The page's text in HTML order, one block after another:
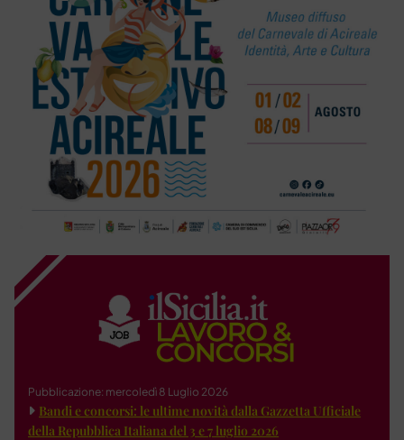
Pubblicazione: mercoledì 8 Luglio 2026
Bandi e concorsi: le ultime novità dalla Gazzetta Ufficiale
della Repubblica Italiana del 3 e 7 luglio 2026